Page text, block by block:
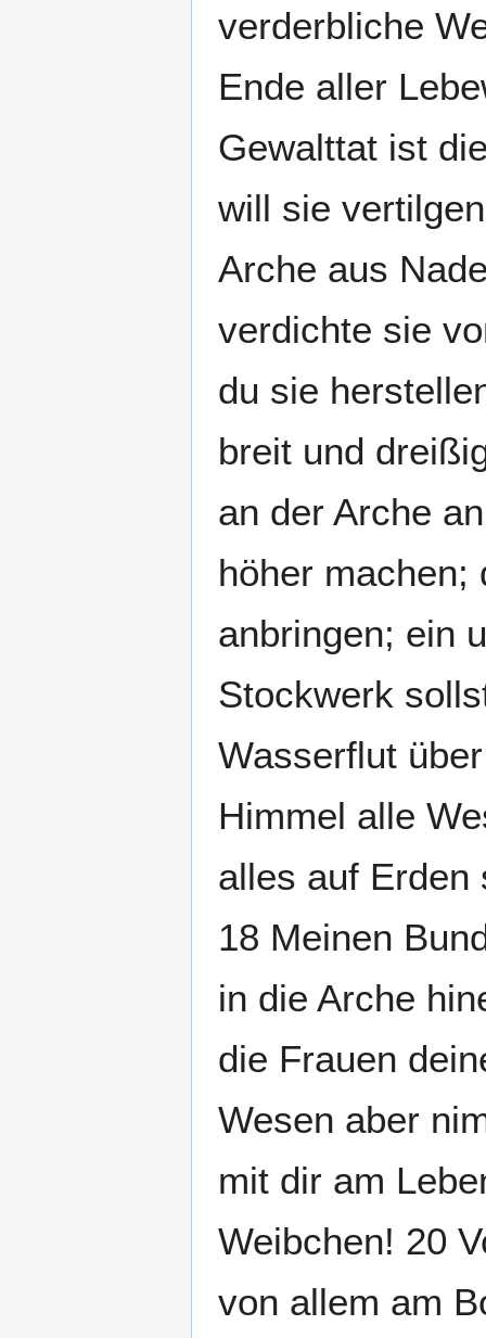
verderbliche
Ende aller
Gewalttat ist
will sie
Arche aus
verdichte sie
du sie
breit und
an der Arche
höher machen;
anbringen; ein
Stockwerk
Wasserflut
Himmel alle
alles auf Erden
18 Meinen
in die Arche
die Frauen
Wesen aber
mit dir am
Weibchen! 20
von allem am